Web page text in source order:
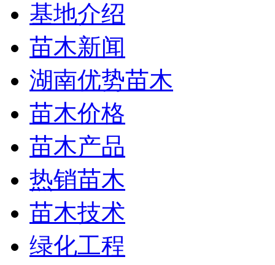
基地介绍
苗木新闻
湖南优势苗木
苗木价格
苗木产品
热销苗木
苗木技术
绿化工程